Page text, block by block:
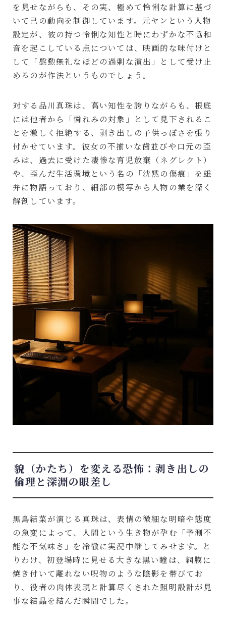
を見せながらも、その実、極めて怜悧な計算に基づ
いて己の動向を制御しています。元ヤンという人物
設定が、彼の持つ怜悧な知性と時にわずかな不協和
音を起こしている点については、映画的な味付けと
して「慇懃無礼なほどの過剰な演出」として受け止
めるのが作法というものでしょう。
対する品川真珠は、高い知性を誇りながらも、根底
には他者から「憐れみの対象」として見下されるこ
とを激しく拒絶する、剥き出しの子供っぽさを張り
付かせています。彼女の不揃いな歯並びや口元の歪
みは、過去に受けた凄惨な育児放棄（ネグレクト）
や、歪んだ生活環境という名の「沈黙の傷痕」を雄
弁に物語っており、細部の模写から人物の業を深く
解剖しています。
貌（かたち）を変える恐怖：剥き出しの
倫理と深淵の眼差し
黒島結菜が演じる真珠は、表情の微細な明暗や態度
の急変によって、人間という生き物が孕む「予測不
能な不気味さ」を冷徹に実況中継してみせます。と
りわけ、初登場時に見せる大きな黒い瞳は、網膜に
焼き付いて離れない呪物のような陰影を帯びてお
り、役者の肉体表現と計算尽くされた照明設計が見
事な結晶を結んだ瞬間でした。